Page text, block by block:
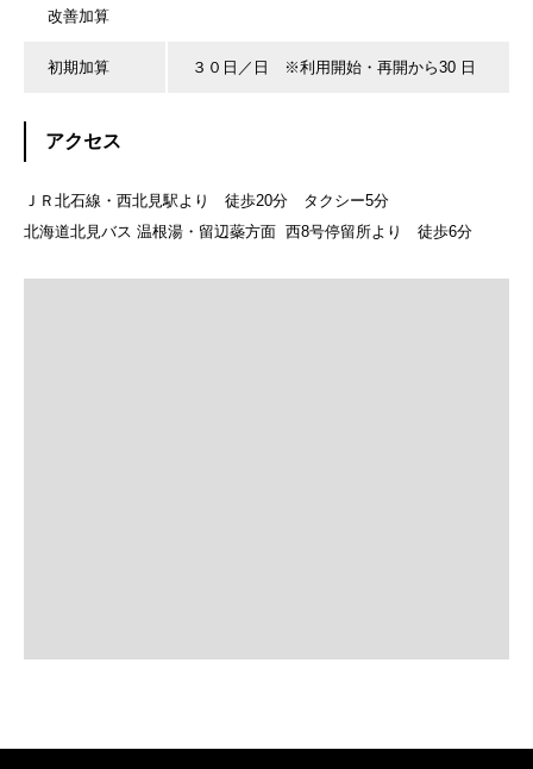
改善加算
初期加算 ３０日／日 ※利用開始・再開から30 日
アクセス
ＪＲ北石線・西北見駅より 徒歩20分 タクシー5分
北海道北見バス 温根湯・留辺蘂方面 西8号停留所より 徒歩6分